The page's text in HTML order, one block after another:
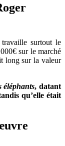
surtout le
sur le marché
long sur la valeur
éléphants, datant
qu’elle était